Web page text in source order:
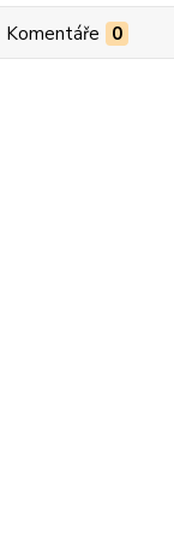
Komentáře 0